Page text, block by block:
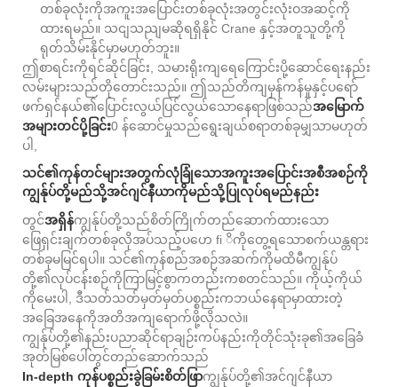
တစ်ခုလုံးကိုအကူးအပြောင်းတစ်ခုလုံးအတွင်းလုံးဝအဆင့်ကို
ထားရမည်။ သငျသညျမဆိုရရှိနိုင် Crane နှင့်အတူသူတို့ကို
ရုတ်သိမ်းနိုင်မှာမဟုတ်ဘူး။
ဤစာရင်းကိုရင်ဆိုင်ခြင်း, သမားရိုးကျရေကြောင်းပို့ဆောင်ရေးနည်း
လမ်းများသည်တိုတောင်းသည်။ ဤသည်တိကျမှန်ကန်မှုနှင့်ပရော်
ဖက်ရှင်နယ်၏ပြောင်းလွယ်ပြင်လွယ်သောနေရာဖြစ်သည်အမြောက်
အများတင်ပို့ခြင်း0 န်ဆောင်မှုသည်ရွေးချယ်စရာတစ်ခုမျှသာမဟုတ်
ပါ,
သင်၏ကုန်တင်များအတွက်လုံခြုံသောအကူးအပြောင်းအစီအစဉ်ကို
ကျွန်ုပ်တို့မည်သို့အင်ဂျင်နီယာကိုမည်သို့ပြုလုပ်ရမည်နည်း
တွင်အရှိန်ကျွန်ုပ်တို့သည်စိတ်ကြိုက်တည်ဆောက်ထားသော
ဖြေရှင်းချက်တစ်ခုလိုအပ်သည့်ပဟေ fi ိကိုတွေ့ရသောစက်ယန္တရား
တစ်ခုမမြင်ရပါ။ သင်၏ကုန်စည်အစဉ်အဆက်ကိုမထိမီကျွန်ုပ်
တို့၏လုပ်ငန်းစဉ်ကိုကြာမြင့်စွာကတည်းကစတင်သည်။ ကိုယ့်ကိုယ်
ကိုမေးပါ, ဒီသတ်သတ်မှတ်မှတ်ပစ္စည်းကဘယ်နေရာမှာထားတဲ့
အခြေအနေကိုအတိအကျရောက်ဖို့လိုသလဲ။
ကျွန်ုပ်တို့၏နည်းပညာဆိုင်ရာချဉ်းကပ်နည်းကိုတိုင်သုံးခု၏အခြေခံ
အုတ်မြစ်ပေါ်တွင်တည်ဆောက်သည်
In-depth ကုန်ပစ္စည်းခွဲခြမ်းစိတ်ဖြာကျွန်ုပ်တို့၏အင်ဂျင်နီယာ